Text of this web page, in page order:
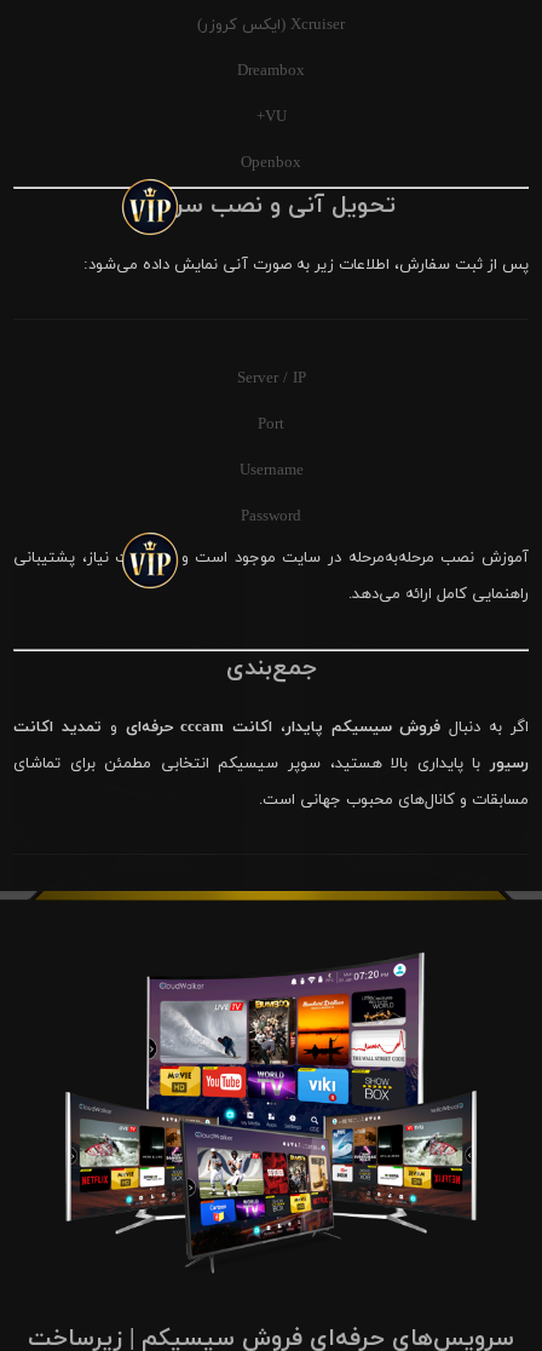
Xcruiser (ایکس کروزر)
Dreambox
VU+
Openbox
تحویل آنی و نصب سریع
پس از ثبت سفارش، اطلاعات زیر به صورت آنی نمایش داده می‌شود:
Server / IP
Port
Username
Password
آموزش نصب مرحله‌به‌مرحله در سایت موجود است و در صورت نیاز، پشتیبانی
راهنمایی کامل ارائه می‌دهد.
جمع‌بندی
اگر به دنبال فروش سیسیکم پایدار، اکانت cccam حرفه‌ای و تمدید اکانت
رسیور با پایداری بالا هستید، سوپر سیسیکم انتخابی مطمئن برای تماشای
مسابقات و کانال‌های محبوب جهانی است.
سرویس‌های حرفه‌ای فروش سیسیکم | زیرساخت